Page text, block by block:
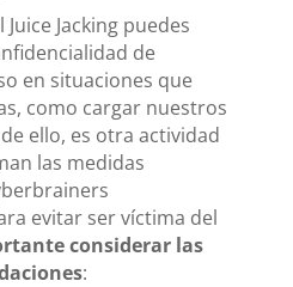
Jacking puedes
de
en situaciones que
como cargar nuestros
ello, es otra actividad
las medidas
evitar ser víctima del
considerar las
: